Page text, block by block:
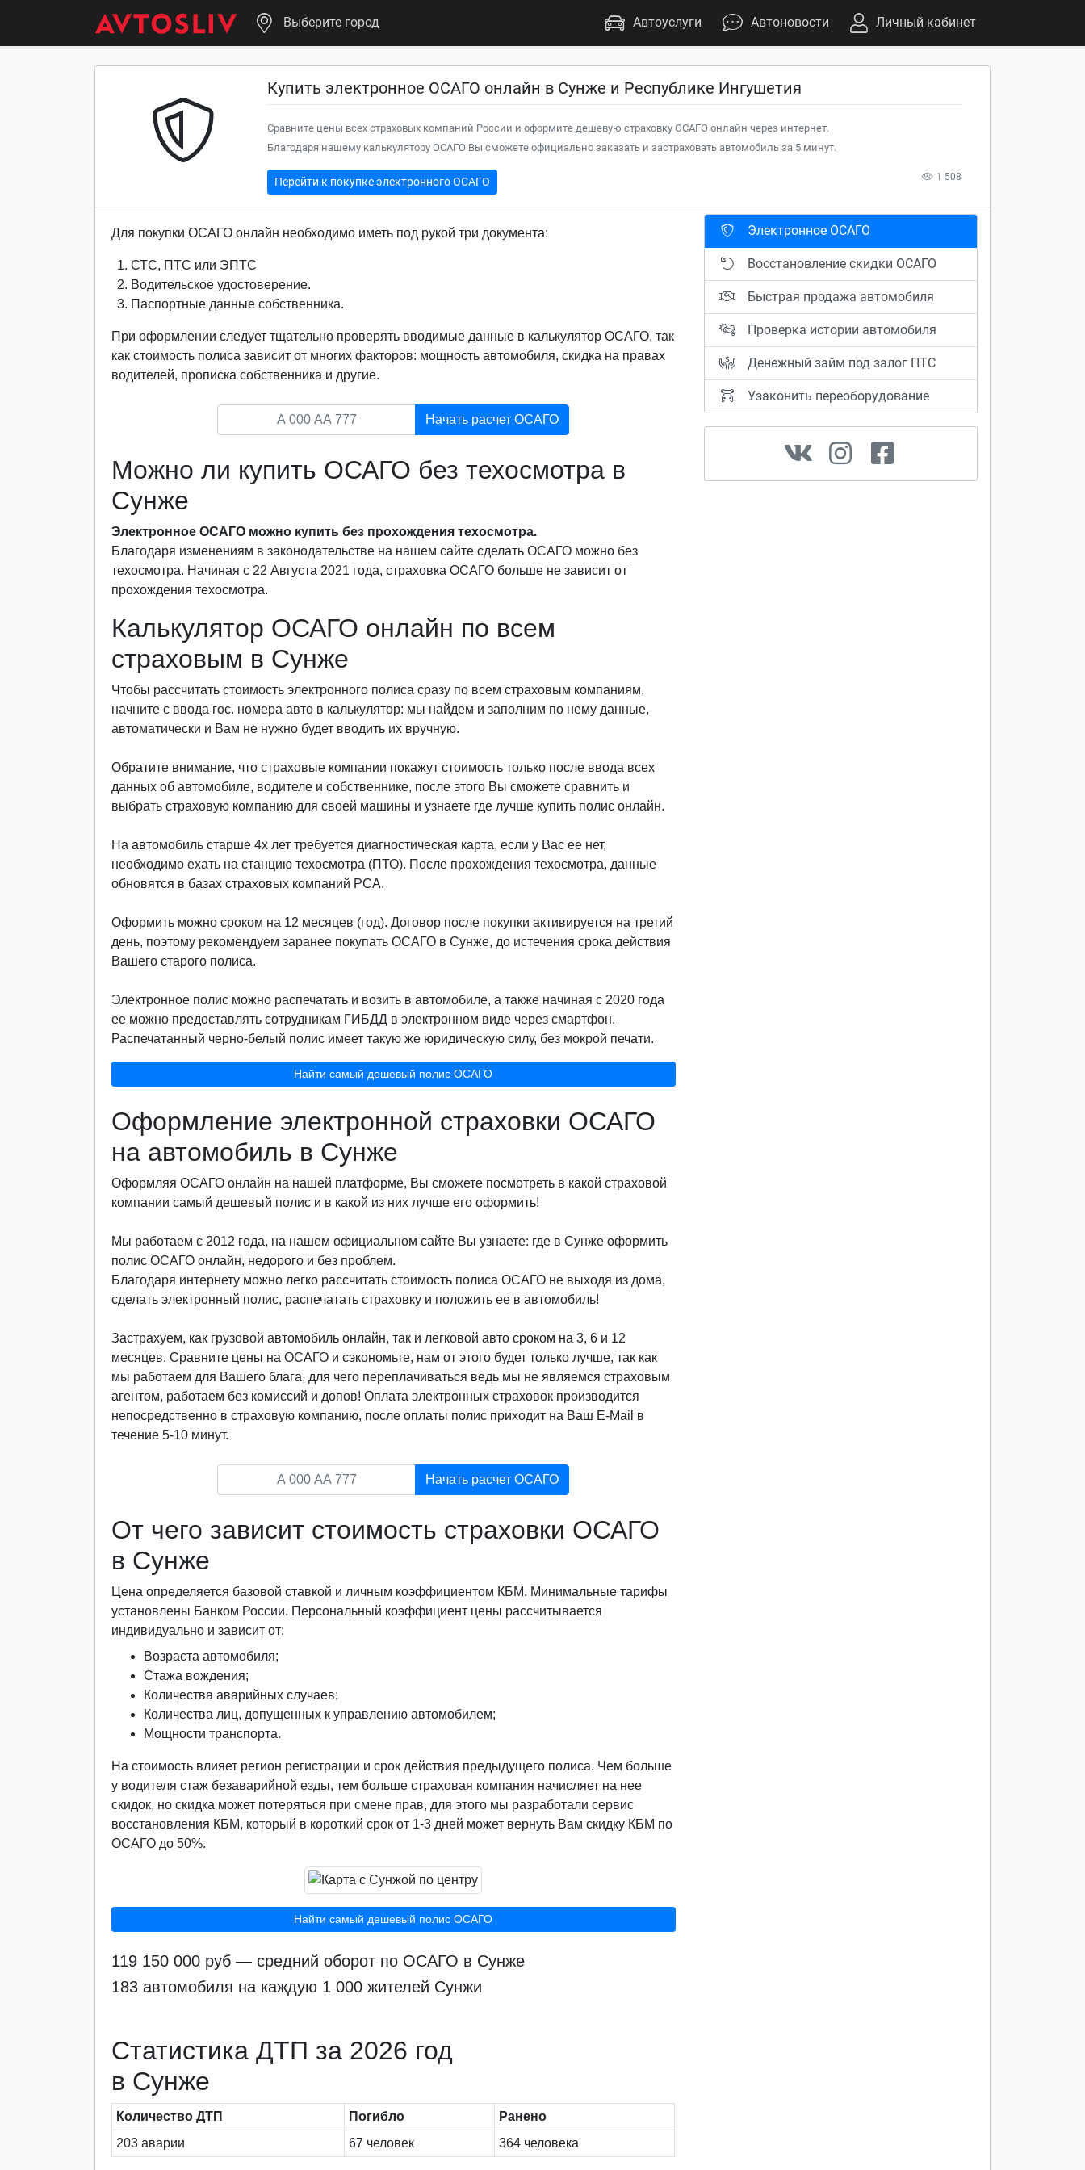
Выберите город Автоуслуги Автоновости Личный кабинет
Купить электронное ОСАГО онлайн в Сунже и Республике Ингушетия
Сравните цены всех страховых компаний России и оформите дешевую страховку ОСАГО онлайн через интернет.
Благодаря нашему калькулятору ОСАГО Вы сможете официально заказать и застраховать автомобиль за 5 минут.
Перейти к покупке электронного ОСАГО 1 508
Для покупки ОСАГО онлайн необходимо иметь под рукой три документа:
СТС, ПТС или ЭПТС
Водительское удостоверение.
Паспортные данные собственника.
При оформлении следует тщательно проверять вводимые данные в калькулятор ОСАГО, так
как стоимость полиса зависит от многих факторов: мощность автомобиля, скидка на правах
водителей, прописка собственника и другие.
Начать расчет ОСАГО
Можно ли купить ОСАГО без техосмотра в
Сунже
Электронное ОСАГО можно купить без прохождения техосмотра.
Благодаря изменениям в законодательстве на нашем сайте сделать ОСАГО можно без
техосмотра. Начиная с 22 Августа 2021 года, страховка ОСАГО больше не зависит от
прохождения техосмотра.
Калькулятор ОСАГО онлайн по всем
страховым в Сунже
Чтобы рассчитать стоимость электронного полиса сразу по всем страховым компаниям,
начните с ввода гос. номера авто в калькулятор: мы найдем и заполним по нему данные,
автоматически и Вам не нужно будет вводить их вручную.
Обратите внимание, что страховые компании покажут стоимость только после ввода всех
данных об автомобиле, водителе и собственнике, после этого Вы сможете сравнить и
выбрать страховую компанию для своей машины и узнаете где лучше купить полис онлайн.
На автомобиль старше 4х лет требуется диагностическая карта, если у Вас ее нет,
необходимо ехать на станцию техосмотра (ПТО). После прохождения техосмотра, данные
обновятся в базах страховых компаний РСА.
Оформить можно сроком на 12 месяцев (год). Договор после покупки активируется на третий
день, поэтому рекомендуем заранее покупать ОСАГО в Сунже, до истечения срока действия
Вашего старого полиса.
Электронное полис можно распечатать и возить в автомобиле, а также начиная с 2020 года
ее можно предоставлять сотрудникам ГИБДД в электронном виде через смартфон.
Распечатанный черно-белый полис имеет такую же юридическую силу, без мокрой печати.
Найти самый дешевый полис ОСАГО
Оформление электронной страховки ОСАГО
на автомобиль в Сунже
Оформляя ОСАГО онлайн на нашей платформе, Вы сможете посмотреть в какой страховой
компании самый дешевый полис и в какой из них лучше его оформить!
Мы работаем с 2012 года, на нашем официальном сайте Вы узнаете: где в Сунже оформить
полис ОСАГО онлайн, недорого и без проблем.
Благодаря интернету можно легко рассчитать стоимость полиса ОСАГО не выходя из дома,
сделать электронный полис, распечатать страховку и положить ее в автомобиль!
Застрахуем, как грузовой автомобиль онлайн, так и легковой авто сроком на 3, 6 и 12
месяцев. Сравните цены на ОСАГО и сэкономьте, нам от этого будет только лучше, так как
мы работаем для Вашего блага, для чего переплачиваться ведь мы не являемся страховым
агентом, работаем без комиссий и допов! Оплата электронных страховок производится
непосредственно в страховую компанию, после оплаты полис приходит на Ваш E-Mail в
течение 5-10 минут.
Начать расчет ОСАГО
От чего зависит стоимость страховки ОСАГО
в Сунже
Цена определяется базовой ставкой и личным коэффициентом КБМ. Минимальные тарифы
установлены Банком России. Персональный коэффициент цены рассчитывается
индивидуально и зависит от:
Возраста автомобиля;
Стажа вождения;
Количества аварийных случаев;
Количества лиц, допущенных к управлению автомобилем;
Мощности транспорта.
На стоимость влияет регион регистрации и срок действия предыдущего полиса. Чем больше
у водителя стаж безаварийной езды, тем больше страховая компания начисляет на нее
скидок, но скидка может потеряться при смене прав, для этого мы разработали сервис
восстановления КБМ, который в короткий срок от 1-3 дней может вернуть Вам скидку КБМ по
ОСАГО до 50%.
Найти самый дешевый полис ОСАГО
119 150 000 руб — средний оборот по ОСАГО в Сунже
183 автомобиля на каждую 1 000 жителей Сунжи
Статистика ДТП за 2026 год
в Сунже
Количество ДТП Погибло
Ранено
203 аварии
67 человек 364 человека
Электронное ОСАГО
Восстановление скидки ОСАГО
Быстрая продажа автомобиля
Проверка истории автомобиля
Денежный займ под залог ПТС
Узаконить переоборудование